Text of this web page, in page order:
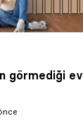
görmediği ev